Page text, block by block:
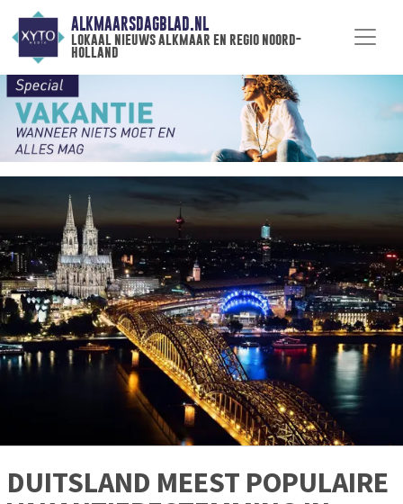
ALKMAARSDAGBLAD.NL
lokaal nieuws alkmaar en regio noord-
holland
DUITSLAND MEEST POPULAIRE